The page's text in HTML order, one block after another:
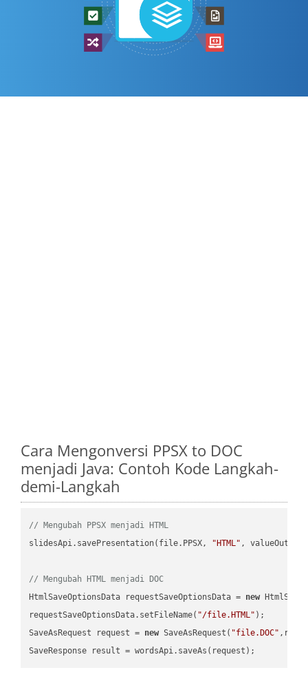
Cara Mengonversi PPSX to DOC
menjadi Java: Contoh Kode Langkah-
demi-Langkah
// Mengubah PPSX menjadi HTML
slidesApi.savePresentation(file.PPSX,
"HTML" ,
// Mengubah HTML menjadi DOC
HtmlSaveOptionsData requestSaveOptionsData = new
requestSaveOptionsData.setFileName( "/file.HTML" );
SaveAsRequest request = new SaveAsRequest( "file.DOC"